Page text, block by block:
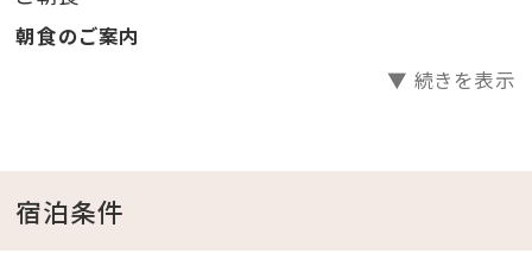
やんばる島豚厚切りベーコンとタコミートを添え、チー
ズの薫り高いオリジナルホワイトソースとパッションフル
スクランブルエッグはブッフェコーナーにてご用意してお
ります。
朝食のご案内
▼ 続きを表示
宿泊条件